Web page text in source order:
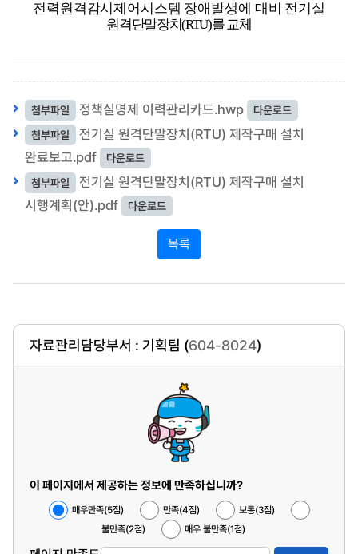
전력원격감시제어시스템 장애발생에 대비 전기실
원격단말장치(RTU)를 교체
첨부파일 정책실명제 이력관리카드.hwp
다운로드
첨부파일
전기실 원격단말장치(RTU) 제작구매 설치
완료보고.pdf
다운로드
첨부파일
전기실 원격단말장치(RTU) 제작구매 설치
시행계획(안).pdf
다운로드
목록
자료관리담당부서 : 기획팀 (604-8024)
이 페이지에서 제공하는 정보에 만족하십니까?
매우만족(5점) 만족(4점)
보통(3점)
불만족(2점)
매우 불만족(1점)